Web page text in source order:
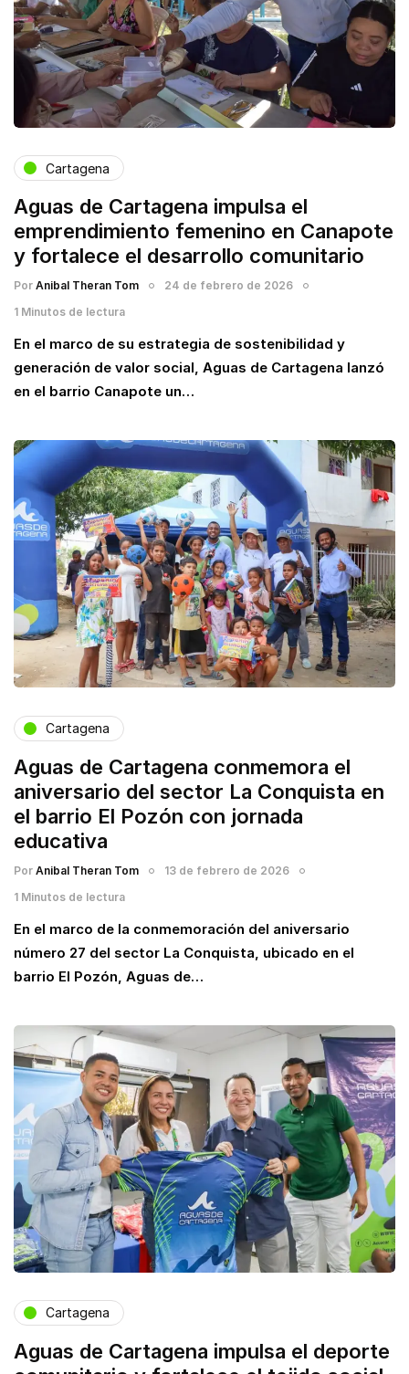
Cartagena
Aguas de Cartagena impulsa el
emprendimiento femenino en Canapote
y fortalece el desarrollo comunitario
Por Anibal Theran Tom
24 de febrero de 2026
1 Minutos de lectura
En el marco de su estrategia de sostenibilidad y
generación de valor social, Aguas de Cartagena lanzó
en el barrio Canapote un…
Cartagena
Aguas de Cartagena conmemora el
aniversario del sector La Conquista en
el barrio El Pozón con jornada
educativa
Por Anibal Theran Tom
13 de febrero de 2026
1 Minutos de lectura
En el marco de la conmemoración del aniversario
número 27 del sector La Conquista, ubicado en el
barrio El Pozón, Aguas de…
Cartagena
Aguas de Cartagena impulsa el deporte